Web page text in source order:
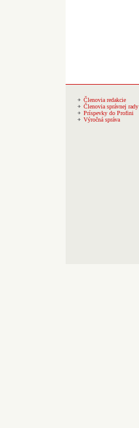
Členovia redakcie
Členovia správnej rady
Príspevky do Profini
Výročná správa